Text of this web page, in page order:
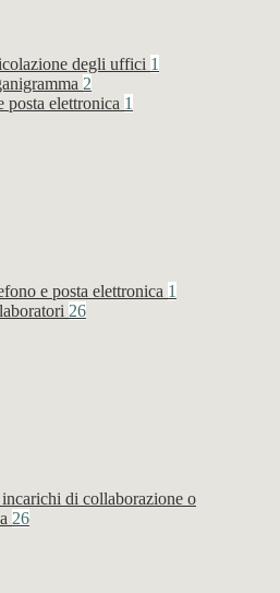
degli uffici 1
2
posta elettronica 1
e posta elettronica 1
26
di collaborazione o
26